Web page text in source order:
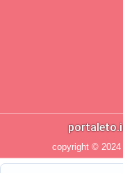
copyright © 2024